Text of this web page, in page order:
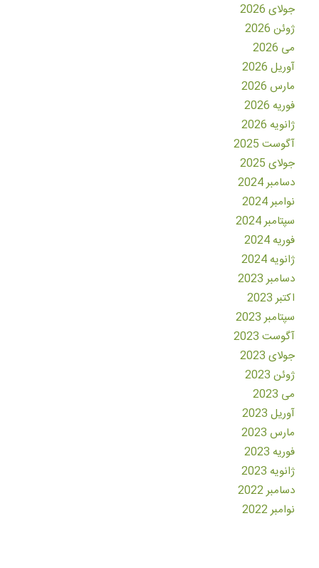
جولای 2026
ژوئن 2026
می 2026
آوریل 2026
مارس 2026
فوریه 2026
ژانویه 2026
آگوست 2025
جولای 2025
دسامبر 2024
نوامبر 2024
سپتامبر 2024
فوریه 2024
ژانویه 2024
دسامبر 2023
اکتبر 2023
سپتامبر 2023
آگوست 2023
جولای 2023
ژوئن 2023
می 2023
آوریل 2023
مارس 2023
فوریه 2023
ژانویه 2023
دسامبر 2022
نوامبر 2022